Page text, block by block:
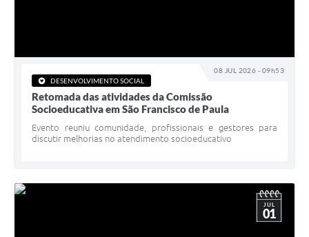
08 JUL 2026 - 09h53
DESENVOLVIMENTO SOCIAL
Retomada das atividades da Comissão
Socioeducativa em São Francisco de Paula
Evento reuniu comunidade, profissionais e gestores para
discutir melhorias no atendimento socioeducativo
JUL
01